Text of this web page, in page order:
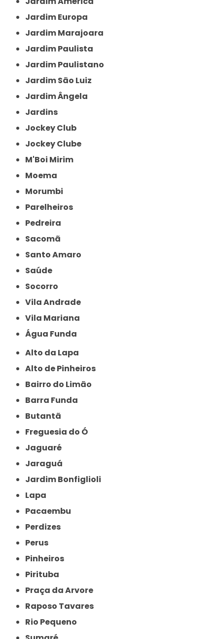
Jardim Europa
Jardim Marajoara
Jardim Paulista
Jardim Paulistano
Jardim São Luiz
Jardim Ângela
Jardins
Jockey Club
Jockey Clube
M'Boi Mirim
Moema
Morumbi
Parelheiros
Pedreira
Sacomã
Santo Amaro
Saúde
Socorro
Vila Andrade
Vila Mariana
Água Funda
Alto da Lapa
Alto de Pinheiros
Bairro do Limão
Barra Funda
Butantã
Freguesia do Ó
Jaguaré
Jaraguá
Jardim Bonfiglioli
Lapa
Pacaembu
Perdizes
Perus
Pinheiros
Pirituba
Praça da Arvore
Raposo Tavares
Rio Pequeno